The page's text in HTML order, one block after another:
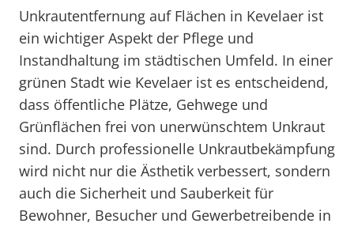
Unkrautentfernung auf Flächen in Kevelaer ist
ein wichtiger Aspekt der Pflege und
Instandhaltung im städtischen Umfeld. In einer
grünen Stadt wie Kevelaer ist es entscheidend,
dass öffentliche Plätze, Gehwege und
Grünflächen frei von unerwünschtem Unkraut
sind. Durch professionelle Unkrautbekämpfung
wird nicht nur die Ästhetik verbessert, sondern
auch die Sicherheit und Sauberkeit für
Bewohner, Besucher und Gewerbetreibende in